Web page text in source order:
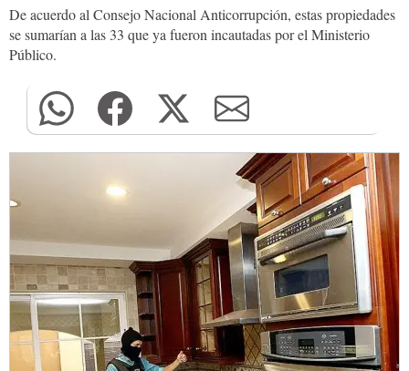
De acuerdo al Consejo Nacional Anticorrupción, estas propiedades
se sumarían a las 33 que ya fueron incautadas por el Ministerio
Público.